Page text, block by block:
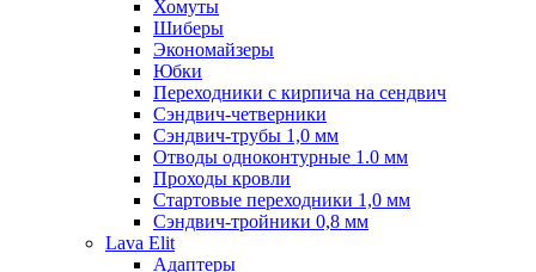
Хомуты
Шиберы
Экономайзеры
Юбки
Переходники с кирпича на сендвич
Сэндвич-четверники
Сэндвич-трубы 1,0 мм
Отводы одноконтурные 1.0 мм
Проходы кровли
Стартовые переходники 1,0 мм
Сэндвич-тройники 0,8 мм
Lava Elit
Адаптеры